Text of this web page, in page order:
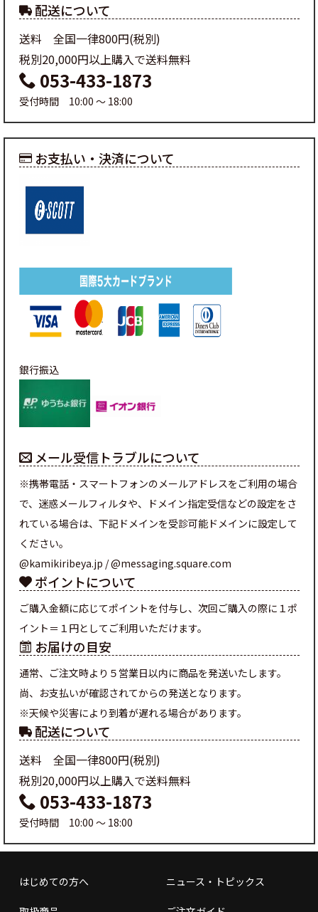
配送について
送料 全国一律800円(税別)
税別20,000円以上購入で送料無料
053-433-1873
受付時間 10:00 ～ 18:00
お支払い・決済について
銀行振込
メール受信トラブルについて
※携帯電話・スマートフォンのメールアドレスをご利用の場合
で、迷惑メールフィルタや、ドメイン指定受信などの設定をさ
れている場合は、下記ドメインを受診可能ドメインに設定して
ください。
@kamikiribeya.jp / @messaging.square.com
ポイントについて
ご購入金額に応じてポイントを付与し、次回ご購入の際に１ポ
イント＝１円としてご利用いただけます。
お届けの目安
通常、ご注文時より５営業日以内に商品を発送いたします。
尚、お支払いが確認されてからの発送となります。
※天候や災害により到着が遅れる場合があります。
配送について
送料 全国一律800円(税別)
税別20,000円以上購入で送料無料
053-433-1873
受付時間 10:00 ～ 18:00
はじめての方へ ニュース・トピックス